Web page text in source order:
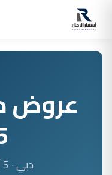
عروض
5
دبي · 5 أيام · سياحة خارجية